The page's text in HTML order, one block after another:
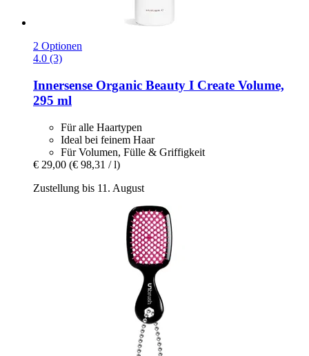
2 Optionen
4.0 (3)
Innersense Organic Beauty I Create Volume,
295 ml
Für alle Haartypen
Ideal bei feinem Haar
Für Volumen, Fülle & Griffigkeit
€ 29,00 (€ 98,31 / l)
Zustellung bis 11. August